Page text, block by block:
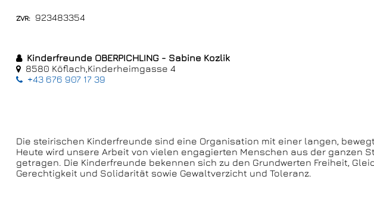
923483354
Kinderfreunde OBERPICHLING - Sabine Kozlik
8580 Köflach,Kinderheimgasse 4
+43 676 907 17 39
Die steirischen Kinderfreunde sind eine Organisation mit einer langen,
Heute wird unsere Arbeit von vielen engagierten Menschen aus der ganzen
getragen. Die Kinderfreunde bekennen sich zu den Grundwerten Freiheit,
Gerechtigkeit und Solidarität sowie Gewaltverzicht und Toleranz.